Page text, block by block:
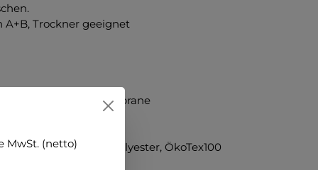
A+B, Trockner geeignet
Beschichtung Membrane
grau, 100% Polyester, ÖkoTex100
MwSt. (netto)